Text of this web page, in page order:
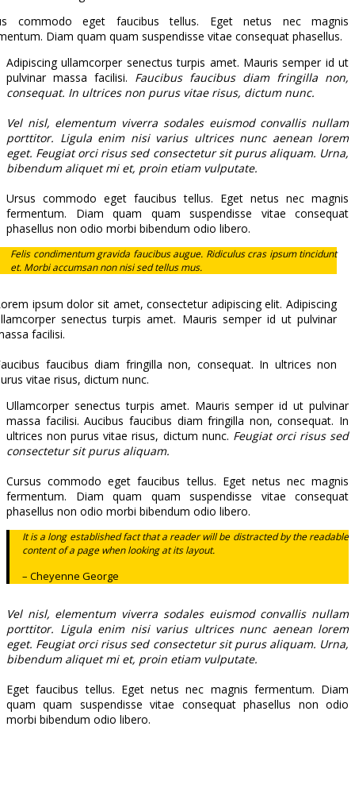
commodo eget faucibus tellus. Eget netus nec magnis
Diam quam quam suspendisse vitae consequat phasellus.
Adipiscing ullamcorper senectus turpis amet. Mauris semper id ut
pulvinar massa facilisi. Faucibus faucibus diam fringilla non,
consequat. In ultrices non purus vitae risus, dictum nunc.
Vel nisl, elementum viverra sodales euismod convallis nullam
porttitor. Ligula enim nisi varius ultrices nunc aenean lorem
eget. Feugiat orci risus sed consectetur sit purus aliquam. Urna,
bibendum aliquet mi et, proin etiam vulputate.
Ursus commodo eget faucibus tellus. Eget netus nec magnis
fermentum. Diam quam quam suspendisse vitae consequat
phasellus non odio morbi bibendum odio libero.
Felis condimentum gravida faucibus augue. Ridiculus cras ipsum tincidunt
et. Morbi accumsan non nisi sed tellus mus.
ipsum dolor sit amet, consectetur adipiscing elit. Adipiscing
senectus turpis amet. Mauris semper id ut pulvinar
facilisi.
faucibus diam fringilla non, consequat. In ultrices non
vitae risus, dictum nunc.
Ullamcorper senectus turpis amet. Mauris semper id ut pulvinar
massa facilisi. Aucibus faucibus diam fringilla non, consequat. In
ultrices non purus vitae risus, dictum nunc. Feugiat orci risus sed
consectetur sit purus aliquam.
Cursus commodo eget faucibus tellus. Eget netus nec magnis
fermentum. Diam quam quam suspendisse vitae consequat
phasellus non odio morbi bibendum odio libero.
It is a long established fact that a reader will be distracted by the readable
content of a page when looking at its layout.
– Cheyenne George
Vel nisl, elementum viverra sodales euismod convallis nullam
porttitor. Ligula enim nisi varius ultrices nunc aenean lorem
eget. Feugiat orci risus sed consectetur sit purus aliquam. Urna,
bibendum aliquet mi et, proin etiam vulputate.
Eget faucibus tellus. Eget netus nec magnis fermentum. Diam
quam quam suspendisse vitae consequat phasellus non odio
morbi bibendum odio libero.